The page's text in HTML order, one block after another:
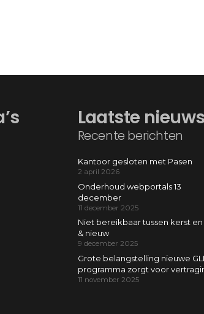
Laatste nieuws
Recente berichten
Kantoor gesloten met Pasen
2 april 2026
Onderhoud webportals 13
december
11 december 2025
Niet bereikbaar tussen kerst
& nieuw
9 december 2025
Grote belangstelling nieuwe
programma zorgt voor
11 november 2025